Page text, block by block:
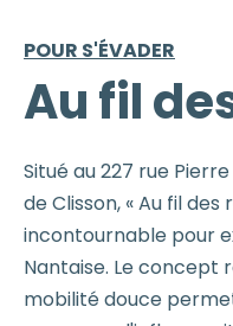
POUR S'ÉVADER
Au fil
Situé au 227 rue
de Clisson, « Au fil des
incontournable pour
Nantaise. Le concept
mobilité douce